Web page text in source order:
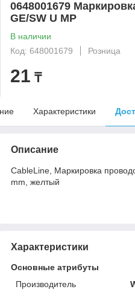
0648001679
GE/SW U MP
В наличии
Код: 648001679
Розница
21 ₸
Характеристики
Описание
CableLine, Маркировка
mm, желтый
Характеристики
Основные атрибуты
Производитель